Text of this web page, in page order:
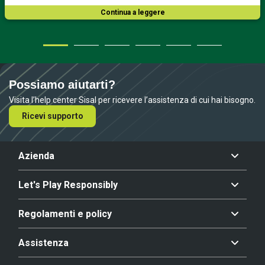
Continua a leggere
Possiamo aiutarti?
Visita l’help center Sisal per ricevere l’assistenza di cui hai bisogno.
Ricevi supporto
Azienda
Let's Play Responsibly
Regolamenti e policy
Assistenza